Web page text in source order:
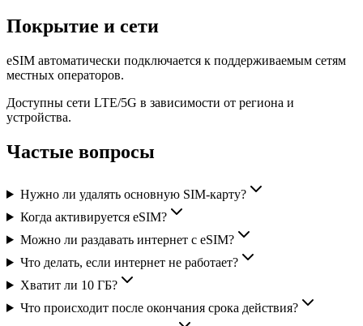
Покрытие и сети
eSIM автоматически подключается к поддерживаемым сетям
местных операторов.
Доступны сети LTE/5G в зависимости от региона и
устройства.
Частые вопросы
Нужно ли удалять основную SIM-карту?
Когда активируется eSIM?
Можно ли раздавать интернет с eSIM?
Что делать, если интернет не работает?
Хватит ли 10 ГБ?
Что происходит после окончания срока действия?